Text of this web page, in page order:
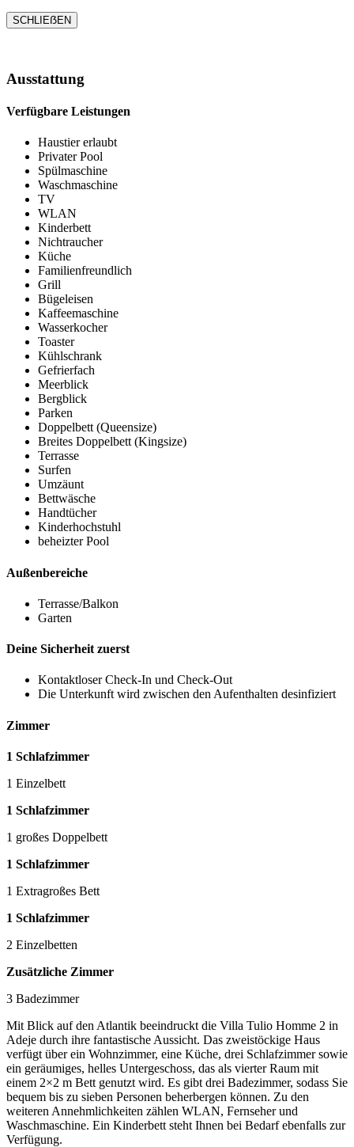
SCHLIEẞEN
Ausstattung
Verfügbare Leistungen
Haustier erlaubt
Privater Pool
Spülmaschine
Waschmaschine
TV
WLAN
Kinderbett
Nichtraucher
Küche
Familienfreundlich
Grill
Bügeleisen
Kaffeemaschine
Wasserkocher
Toaster
Kühlschrank
Gefrierfach
Meerblick
Bergblick
Parken
Doppelbett (Queensize)
Breites Doppelbett (Kingsize)
Terrasse
Surfen
Umzäunt
Bettwäsche
Handtücher
Kinderhochstuhl
beheizter Pool
Außenbereiche
Terrasse/Balkon
Garten
Deine Sicherheit zuerst
Kontaktloser Check-In und Check-Out
Die Unterkunft wird zwischen den Aufenthalten desinfiziert
Zimmer
1 Schlafzimmer
1 Einzelbett
1 Schlafzimmer
1 großes Doppelbett
1 Schlafzimmer
1 Extragroßes Bett
1 Schlafzimmer
2 Einzelbetten
Zusätzliche Zimmer
3 Badezimmer
Mit Blick auf den Atlantik beeindruckt die Villa Tulio Homme 2 in
Adeje durch ihre fantastische Aussicht. Das zweistöckige Haus
verfügt über ein Wohnzimmer, eine Küche, drei Schlafzimmer sowie
ein geräumiges, helles Untergeschoss, das als vierter Raum mit
einem 2×2 m Bett genutzt wird. Es gibt drei Badezimmer, sodass Sie
bequem bis zu sieben Personen beherbergen können. Zu den
weiteren Annehmlichkeiten zählen WLAN, Fernseher und
Waschmaschine. Ein Kinderbett steht Ihnen bei Bedarf ebenfalls zur
Verfügung.